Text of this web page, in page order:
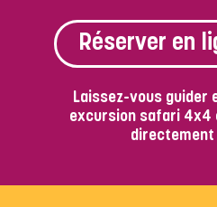
Réserver en
Laissez-vous
excursion safari 4x4
directement